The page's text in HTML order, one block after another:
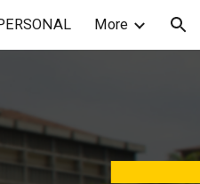
More